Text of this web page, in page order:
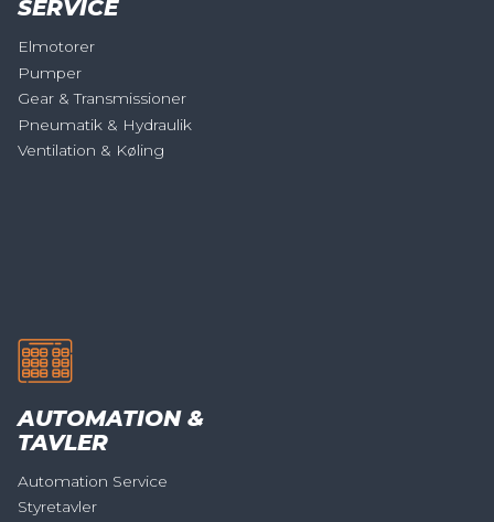
SERVICE
Elmotorer
Pumper
Gear & Transmissioner
Pneumatik & Hydraulik
Ventilation & Køling
AUTOMATION &
TAVLER
Automation Service
Styretavler